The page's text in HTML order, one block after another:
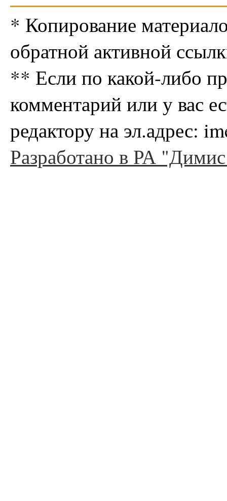
* Копирование
обратной активной
** Если по какой-либо
комментарий или у вас
редактору на эл.адрес:
Разработано в РА